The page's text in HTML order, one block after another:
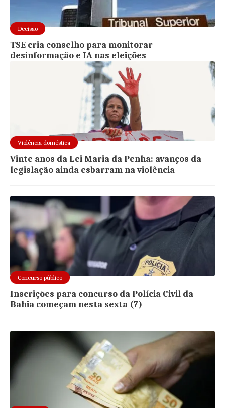
Decisão
TSE cria conselho para monitorar
desinformação e IA nas eleições
Violência doméstica
Vinte anos da Lei Maria da Penha: avanços da
legislação ainda esbarram na violência
Concurso público
Inscrições para concurso da Polícia Civil da
Bahia começam nesta sexta (7)